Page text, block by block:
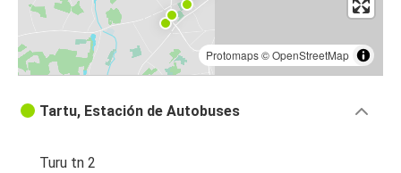
Protomaps©OpenStreetMap
Tartu, Estación de Autobuses
Turu tn 2